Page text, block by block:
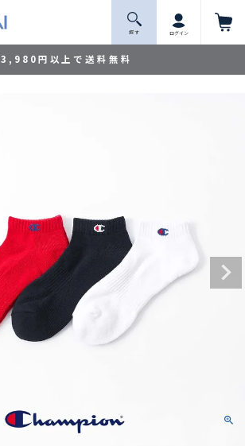
3,980円以上で送料無料
探 す ログイン